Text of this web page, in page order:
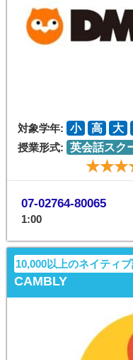
対象学年: 小 高 大
授業形式: 英会話スク
07-02764-80065
1:00
10,000以上のネイティ
CAMBLY